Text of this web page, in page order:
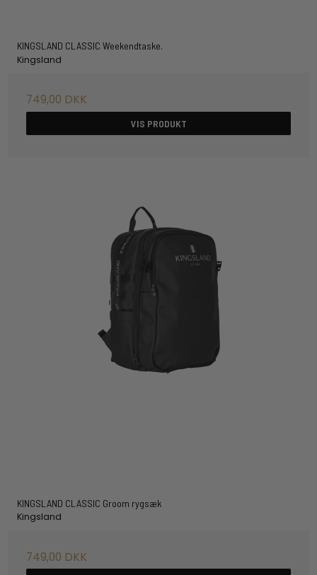
KINGSLAND CLASSIC Weekendtaske.
Kingsland
749,00 DKK
VIS PRODUKT
KINGSLAND CLASSIC Groom rygsæk
Kingsland
749,00 DKK